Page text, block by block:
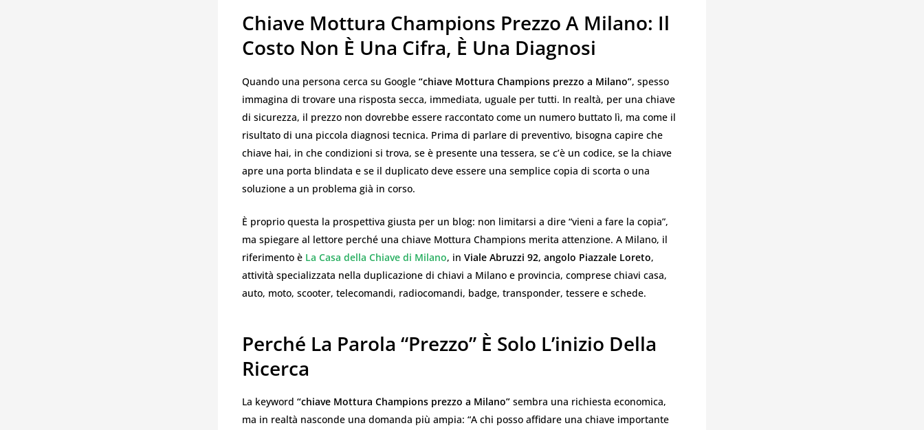
Chiave Mottura Champions Prezzo A Milano: Il
Costo Non È Una Cifra, È Una Diagnosi
Quando una persona cerca su Google “chiave Mottura Champions prezzo a Milano”, spesso
immagina di trovare una risposta secca, immediata, uguale per tutti. In realtà, per una chiave
di sicurezza, il prezzo non dovrebbe essere raccontato come un numero buttato lì, ma come il
risultato di una piccola diagnosi tecnica. Prima di parlare di preventivo, bisogna capire che
chiave hai, in che condizioni si trova, se è presente una tessera, se c’è un codice, se la chiave
apre una porta blindata e se il duplicato deve essere una semplice copia di scorta o una
soluzione a un problema già in corso.
È proprio questa la prospettiva giusta per un blog: non limitarsi a dire “vieni a fare la copia”,
ma spiegare al lettore perché una chiave Mottura Champions merita attenzione. A Milano, il
riferimento è La Casa della Chiave di Milano, in Viale Abruzzi 92, angolo Piazzale Loreto,
attività specializzata nella duplicazione di chiavi a Milano e provincia, comprese chiavi casa,
auto, moto, scooter, telecomandi, radiocomandi, badge, transponder, tessere e schede.
Perché La Parola “prezzo” È Solo L’inizio Della
Ricerca
La keyword “chiave Mottura Champions prezzo a Milano” sembra una richiesta economica,
ma in realtà nasconde una domanda più ampia: “A chi posso affidare una chiave importante